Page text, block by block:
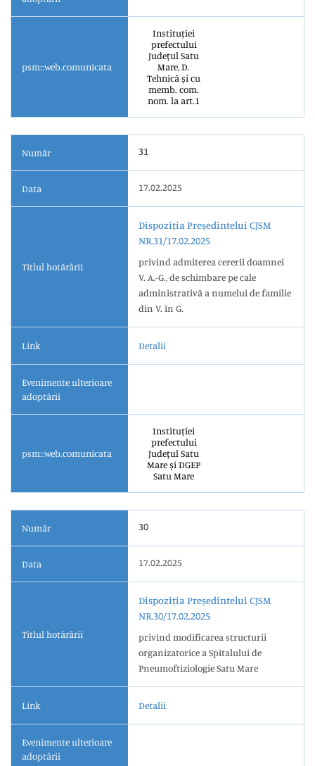
psm::web.comunicata
Instituției
prefectului
Județul Satu
Mare, D.
Tehnică și cu
memb. com.
nom. la art.1
Număr 31
Data 17.02.2025
Titlul hotărârii
Dispoziția Președintelui CJSM
NR.31/17.02.2025
privind admiterea cererii doamnei
V. A.-G., de schimbare pe cale
administrativă a numelui de familie
din V. în G.
Link Detalii
Evenimente ulterioare
adoptării
psm::web.comunicata
Instituției
prefectului
Județul Satu
Mare și DGEP
Satu Mare
Număr 30
Data 17.02.2025
Titlul hotărârii
Dispoziția Președintelui CJSM
NR.30/17.02.2025
privind modificarea structurii
organizatorice a Spitalului de
Pneumoftiziologie Satu Mare
Link Detalii
Evenimente ulterioare
adoptării